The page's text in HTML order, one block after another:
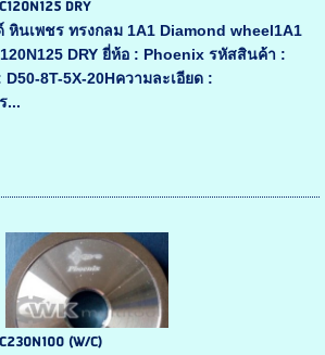
DRY
หินเพชร ทรงกลม 1A1 Diamond wheel1A1
DRY ยี่ห้อ : Phoenix รหัสสินค้า :
8T-5X-20Hความละเอียด :
...
(W/C)